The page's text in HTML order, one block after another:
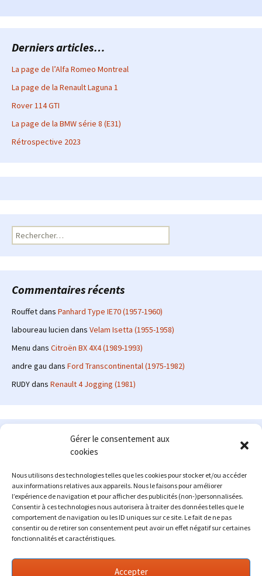
Gérer le consentement aux
cookies
Nous utilisons des technologies telles que les cookies pour stocker et/ou accéder
aux informations relatives aux appareils. Nous le faisons pour améliorer
l’expérience de navigation et pour afficher des publicités (non-)personnalisées.
Consentir à ces technologies nous autorisera à traiter des données telles que le
comportement de navigation ou les ID uniques sur ce site. Le fait de ne pas
consentir ou de retirer son consentement peut avoir un effet négatif sur certaines
fonctionnalités et caractéristiques.
Accepter
Derniers articles…
La page de l’Alfa Romeo Montreal
La page de la Renault Laguna 1
Rover 114 GTI
La page de la BMW série 8 (E31)
Rétrospective 2023
Rechercher :
Commentaires récents
Rouffetdans Panhard Type IE70 (1957-1960)
laboureau lucien dans Velam Isetta (1955-1958)
Menu dans Citroën BX 4X4 (1989-1993)
andre gau dans Ford Transcontinental (1975-1982)
RUDYdans Renault 4 Jogging (1981)
Le site en quelques mots
: passionné d'automobile ancienne depuis de
nombreuses années, j'ai commencé à partager ma passion sur
internet à partir de 2009 au travers d'un blog qui a connu un relatif
succès. Fin 2013, je décide de prendre mon autonomie et me lancer
avec mon propre site : l'Automobile Ancienne.
Me contacter : alex(at)lautomobileancienne.com